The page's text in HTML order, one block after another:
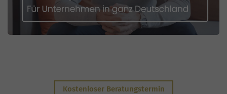
Kostenloser Beratungstermin